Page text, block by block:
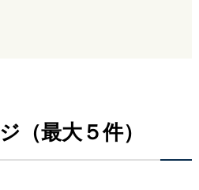
（最大５件）